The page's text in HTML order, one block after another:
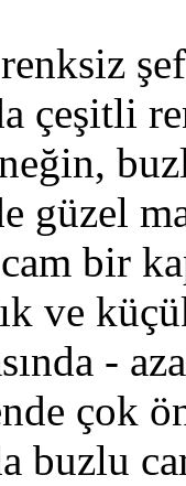
çeşitli
güzel
bir
ve
-
çok
buzlu